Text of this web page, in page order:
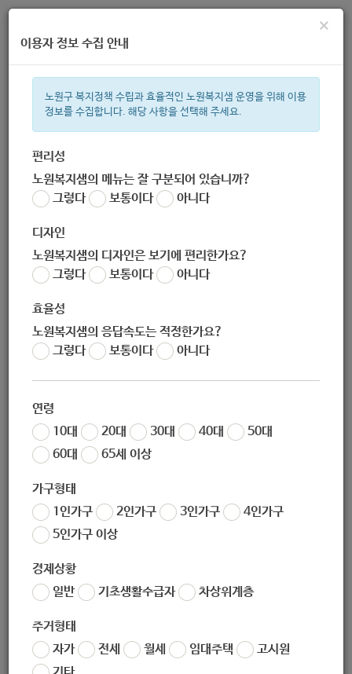
주간 인기검색어
한눈으로 보는 복지 정보
×
이용자 정보 수집 안내
노원구 복지정책 수립과 효율적인 노원복지샘 운영을 위해 이용
정보를 수집합니다. 해당 사항을 선택해 주세요.
편리성
노원복지샘의 메뉴는 잘 구분되어 있습니까?
그렇다
보통이다 아니다
디자인
노원복지샘의 디자인은 보기에 편리한가요?
그렇다
보통이다 아니다
효율성
노원복지샘의 응답속도는 적정한가요?
그렇다
보통이다 아니다
연령
10대
20대 30대 40대
50대
60대
65세 이상
가구형태
1인가구
2인가구 3인가구
4인가구
5인가구 이상
경제상황
일반
기초생활수급자 차상위계층
주거형태
자가
전세 월세 임대주택
고시원
[교육지원과] 2020노원 중고등 사이버스쿨 추가모집
노원 복지샘
작성일 2020-04-17 17:49
-2020 노원 중 ․ 고등 사이버스쿨 추가
노원구청에서는 사교육비로 인한 학부모들의 경제적 부담을 덜어주고
관내 중·고등학교 학생들의 학력 신장을 위해 서울특별시 강남구와 협약
을 맺고 수능방송 사이트를 구축하여 『노원구 인터넷 수능방송』서비스
를 제공 하고 있으니 구민 여러분의 많은 이용 바랍니다.
□ 이용대상
: 중․고등학생(420명: 일반학생 400명, 저소득학생 20